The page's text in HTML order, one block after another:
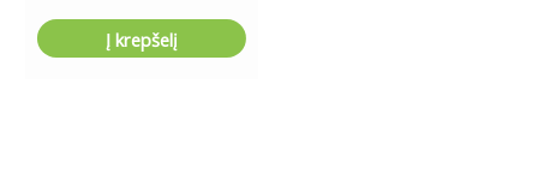
Į krepšelį